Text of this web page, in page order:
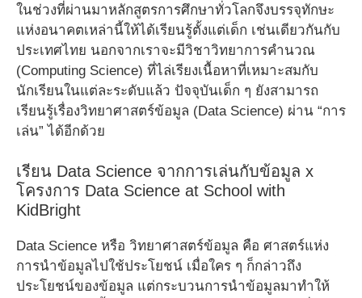
ในช่วงที่ผ่านมาหลักสูตรการศึกษาทั่วโลกจึงบรรจุทักษะ
แห่งอนาคตเหล่านี้ให้ได้เรียนรู้ตั้งแต่เด็ก เช่นเดียวกันกับ
ประเทศไทย นอกจากเราจะมีวิชาวิทยาการคำนวณ
(Computing Science) ที่ไล่เรียงเนื้อหาที่เหมาะสมกับ
นักเรียนในแต่ละระดับแล้ว ปัจจุบันเด็ก ๆ ยังสามารถ
เรียนรู้เรื่องวิทยาศาสตร์ข้อมูล (Data Science) ผ่าน “การ
เล่น” ได้อีกด้วย
เรียน Data Science จากการเล่นกับข้อมูล x
โครงการ Data Science at School with
KidBright
Data Science หรือ วิทยาศาสตร์ข้อมูล คือ ศาสตร์แห่ง
การนำข้อมูลไปใช้ประโยชน์ เมื่อใคร ๆ ก็กล่าวถึง
ประโยชน์ของข้อมูล แต่กระบวนการนำข้อมูลมาทำให้